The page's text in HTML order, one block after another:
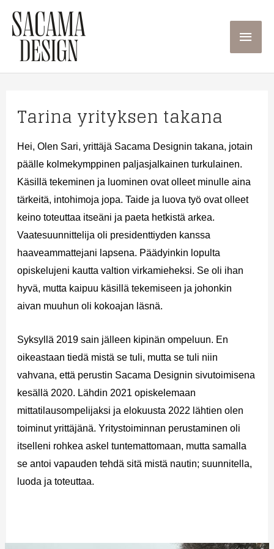
Siirry
sisältöön
Tarina yrityksen takana
Hei, Olen Sari, yrittäjä Sacama Designin takana, jotain
päälle kolmekymppinen paljasjalkainen turkulainen.
Käsillä tekeminen ja luominen ovat olleet minulle aina
tärkeitä, intohimoja jopa. Taide ja luova työ ovat olleet
keino toteuttaa itseäni ja paeta hetkistä arkea.
Vaatesuunnittelija oli presidenttiyden kanssa
haaveammattejani lapsena. Päädyinkin lopulta
opiskelujeni kautta valtion virkamieheksi. Se oli ihan
hyvä, mutta kaipuu käsillä tekemiseen ja johonkin
aivan muuhun oli kokoajan läsnä.
Syksyllä 2019 sain jälleen kipinän ompeluun. En
oikeastaan tiedä mistä se tuli, mutta se tuli niin
vahvana, että perustin Sacama Designin sivutoimisena
kesällä 2020. Lähdin 2021 opiskelemaan
mittatilausompelijaksi ja elokuusta 2022 lähtien olen
toiminut yrittäjänä. Yritystoiminnan perustaminen oli
itselleni rohkea askel tuntemattomaan, mutta samalla
se antoi vapauden tehdä sitä mistä nautin; suunnitella,
luoda ja toteuttaa.